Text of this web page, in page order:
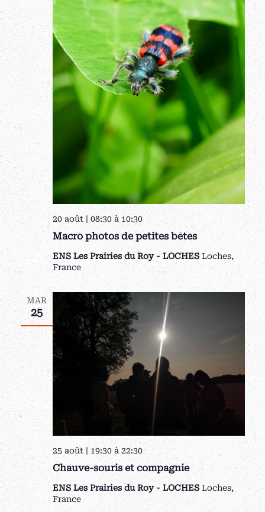
Macro photos de petites bêtes
20 août | 08:30à 10:30
ENS Les Prairies du Roy - LOCHES Loches,
France
MAR
25
Chauve-souris et compagnie
25 août | 19:30à 22:30
ENS Les Prairies du Roy - LOCHES Loches,
France